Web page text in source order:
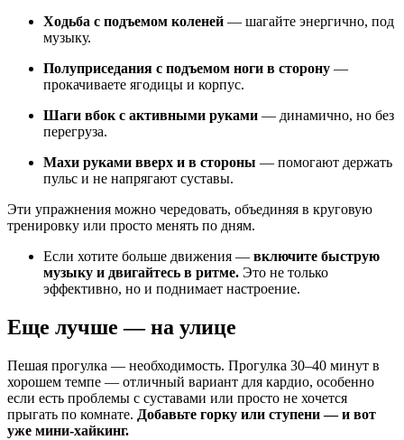
Ходьба с подъемом коленей — шагайте энергично, под
музыку.
Полуприседания с подъемом ноги в сторону —
прокачиваете ягодицы и корпус.
Шаги вбок с активными руками — динамично, но без
перегруза.
Махи руками вверх и в стороны — помогают держать
пульс и не напрягают суставы.
Эти упражнения можно чередовать, объединяя в круговую
тренировку или просто менять по дням.
Если хотите больше движения — включите быструю
музыку и двигайтесь в ритме. Это не только
эффективно, но и поднимает настроение.
Еще лучше — на улице
Пешая прогулка — необходимость. Прогулка 30–40 минут в
хорошем темпе — отличный вариант для кардио, особенно
если есть проблемы с суставами или просто не хочется
прыгать по комнате. Добавьте горку или ступени — и вот
уже мини-хайкинг.